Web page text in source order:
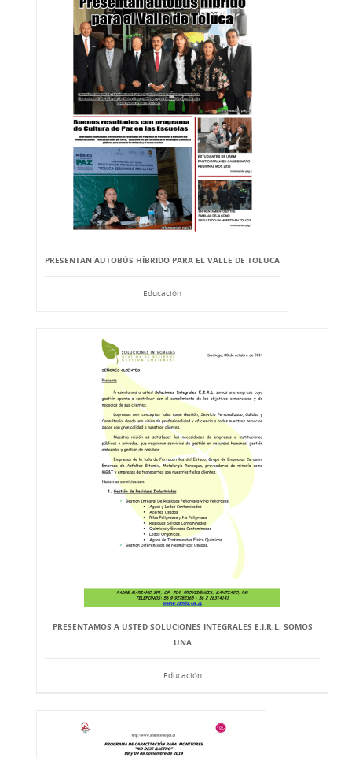
PRESENTAN AUTOBÚS HÍBRIDO PARA EL VALLE DE TOLUCA
Educación
PRESENTAMOS A USTED SOLUCIONES INTEGRALES E.I.R.L, SOMOS
UNA
Educación